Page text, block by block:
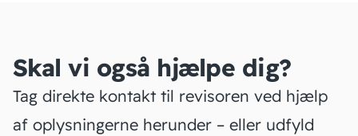
Skal vi også hjælpe dig?
Tag direkte kontakt til revisoren ved hjælp
af oplysningerne herunder – eller udfyld